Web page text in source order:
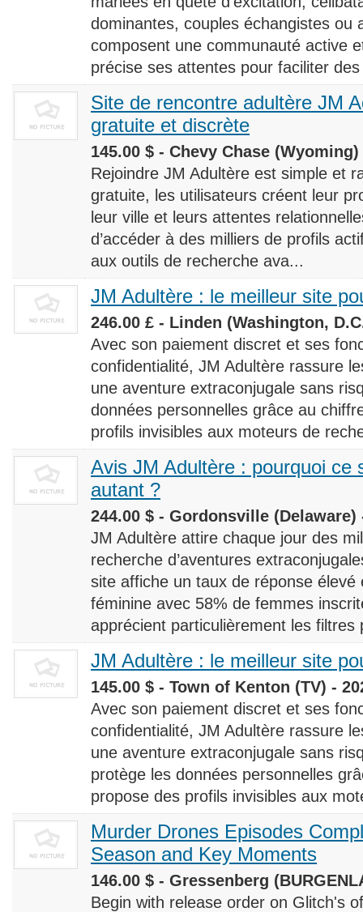
dominantes, couples échangistes ou
composent une communauté active
précise ses attentes pour faciliter
Site de rencontre adultère JM
gratuite et discrète
145.00 $ - Chevy Chase (Wyoming)
Rejoindre JM Adultère est simple et
gratuite, les utilisateurs créent leur
leur ville et leurs attentes
d’accéder à des milliers de profils
aux outils de recherche ava...
JM Adultère : le meilleur site
246.00 £ - Linden (Washington,
Avec son paiement discret et ses
confidentialité, JM Adultère rassure
une aventure extraconjugale sans
données personnelles grâce au
profils invisibles aux moteurs de
Avis JM Adultère : pourquoi ce
autant ?
244.00 $ - Gordonsville (Delaware)
JM Adultère attire chaque jour des
recherche d’aventures
site affiche un taux de réponse
féminine avec 58% de femmes
apprécient particulièrement les filtres
JM Adultère : le meilleur site
145.00 $ - Town of Kenton (TV) -
Avec son paiement discret et ses
confidentialité, JM Adultère rassure
une aventure extraconjugale sans
protège les données personnelles
propose des profils invisibles aux
Murder Drones Episodes
Season and Key Moments
146.00 $ - Gressenberg
Begin with release order on Glitch's